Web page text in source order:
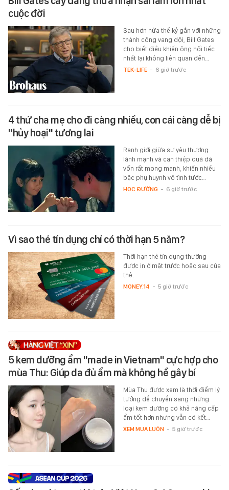
cuộc đời
Sau hơn nửa thế kỷ gắn với những
thành công vang dội, Bill Gates
cho biết điều khiến ông hối tiếc
nhất lại không liên quan đến…
TEK-LIFE - 6 giờ trước
4 thứ cha mẹ cho đi càng nhiều, con cái càng dễ bị
"hủy hoại" tương lai
Ranh giới giữa sự yêu thương
lành mạnh và can thiệp quá đà
vốn rất mong manh, khiến nhiều
bậc phụ huynh vô tình tước…
HỌC ĐƯỜNG - 6 giờ trước
Vì sao thẻ tín dụng chỉ có thời hạn 5 năm?
Thời hạn thẻ tín dụng thường
được in ở mặt trước hoặc sau của
thẻ.
MONEY.14 - 5 giờ trước
5 kem dưỡng ẩm "made in Vietnam" cực hợp cho
mùa Thu: Giúp da đủ ẩm mà không hề gây bí
Mùa Thu được xem là thời điểm lý
tưởng để chuyển sang những
loại kem dưỡng có khả năng cấp
ẩm tốt hơn nhưng vẫn có kết…
XEM MUA LUÔN - 5 giờ trước